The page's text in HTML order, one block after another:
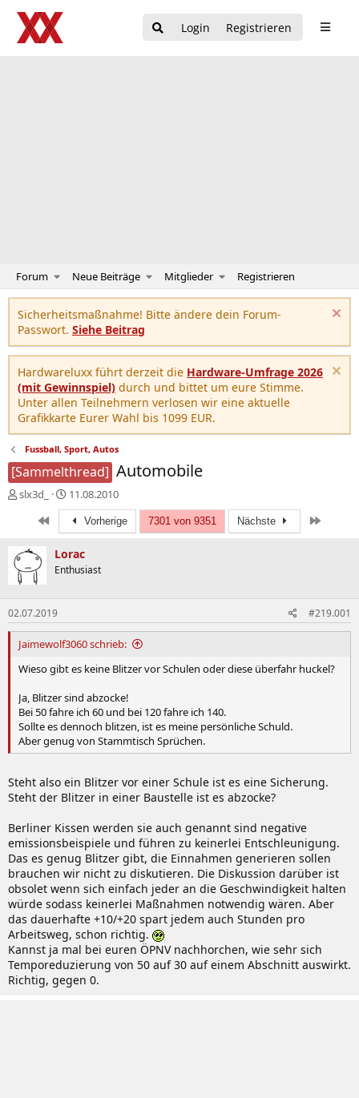
Login Registrieren
Forum Neue Beiträge Mitglieder Registrieren
Sicherheitsmaßnahme! Bitte ändere dein Forum-
Passwort. Siehe Beitrag
Hardwareluxx führt derzeit die Hardware-Umfrage 2026
(mit Gewinnspiel) durch und bittet um eure Stimme.
Unter allen Teilnehmern verlosen wir eine aktuelle
Grafikkarte Eurer Wahl bis 1099 EUR.
Fussball, Sport, Autos
[Sammelthread] Automobile
E
e
l
l
r
slx3d_
E
r
s
t
e
l
m
11.08.2010
Erste Vorherige 7301 von 9351 Nächste
Lorac
Enthusiast
02.07.2019 #219.001
Jaimewolf3060 schrieb:
Wieso gibt es keine Blitzer vor Schulen oder diese überfahr huckel?
Ja, Blitzer sind abzocke!
Bei 50 fahre ich 60 und bei 120 fahre ich 140.
Sollte es dennoch blitzen, ist es meine persönliche Schuld.
Aber genug von Stammtisch Sprüchen.
Steht also ein Blitzer vor einer Schule ist es eine Sicherung.
Steht der Blitzer in einer Baustelle ist es abzocke?
Berliner Kissen werden sie auch genannt sind negative
emissionsbeispiele und führen zu keinerlei Entschleunigung.
Das es genug Blitzer gibt, die Einnahmen generieren sollen
brauchen wir nicht zu diskutieren. Die Diskussion darüber ist
obsolet wenn sich einfach jeder an die Geschwindigkeit halten
würde sodass keinerlei Maßnahmen notwendig wären. Aber
das dauerhafte +10/+20 spart jedem auch Stunden pro
Arbeitsweg, schon richtig.
Kannst ja mal bei euren ÖPNV nachhorchen, wie sehr sich
Temporeduzierung von 50 auf 30 auf einem Abschnitt auswirkt.
Richtig, gegen 0.